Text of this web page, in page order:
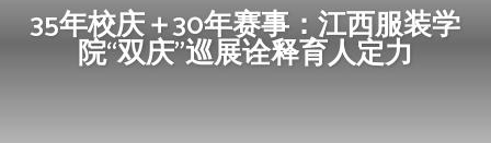
35年校庆＋30年赛事：江西服装学
院“双庆”巡展诠释育人定力